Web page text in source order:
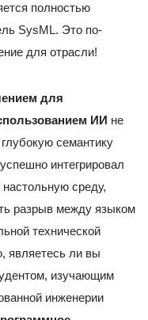
полностью
SysML. Это по-
для отрасли!
для
ИИ не
семантику
интегрировал
среду,
разрыв между языком
технической
являетесь ли вы
изучающим
инженерии